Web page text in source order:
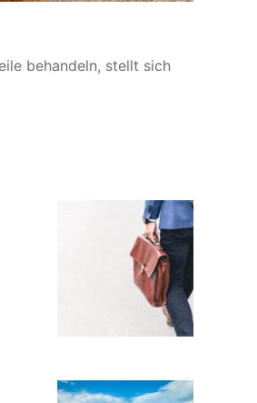
behandeln, stellt sich